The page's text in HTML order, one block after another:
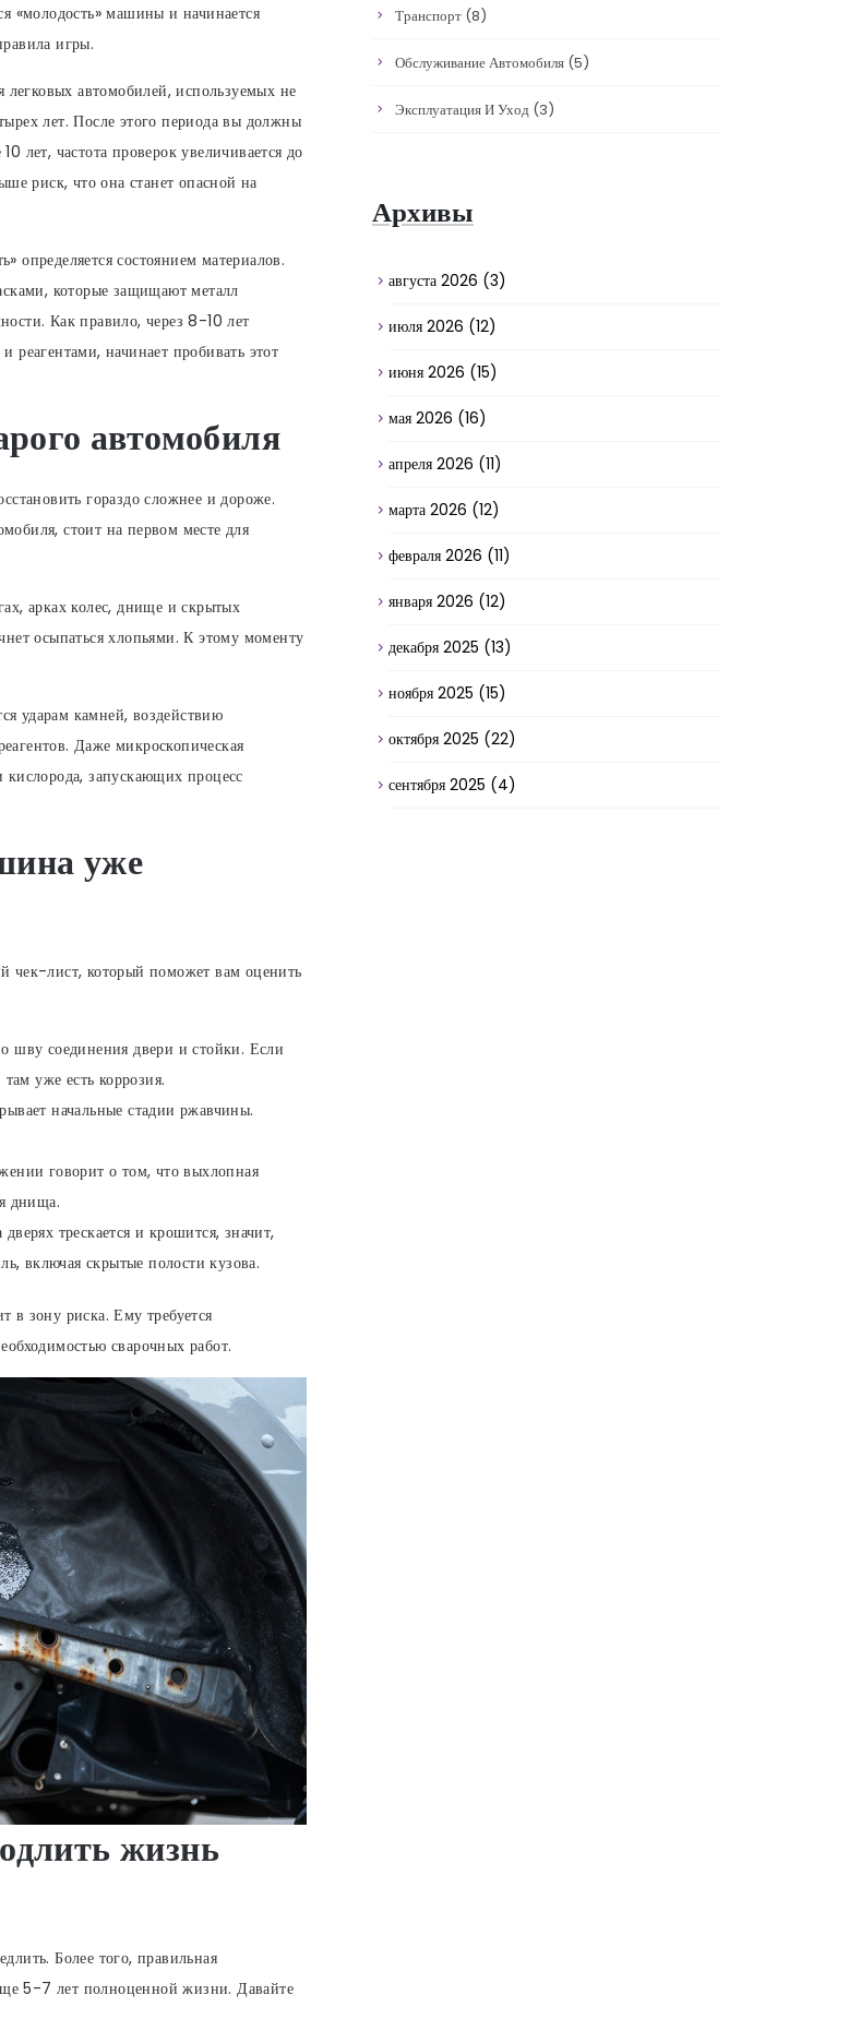
«молодость» машины и начинается
игры.
автомобилей, используемых не
лет. После этого периода вы должны
лет, частота проверок увеличивается до
риск, что она станет опасной на
определяется состоянием материалов.
которые защищают металл
Как правило, через 8-10 лет
реагентами, начинает пробивать этот
автомобиля
гораздо сложнее и дороже.
стоит на первом месте для
арках колес, днище и скрытых
осыпаться хлопьями. К этому моменту
ударам камней, воздействию
Даже микроскопическая
кислорода, запускающих процесс
уже
чек-лист, который поможет вам оценить
шву соединения двери и стойки. Если
уже есть коррозия.
начальные стадии ржавчины.
говорит о том, что выхлопная
днища.
трескается и крошится, значит,
включая скрытые полости кузова.
в зону риска. Ему требуется
сварочных работ.
жизнь
Более того, правильная
5-7 лет полноценной жизни. Давайте
Транспорт (8)
Обслуживание Автомобиля (5)
Эксплуатация И Уход (3)
Архивы
августа 2026 (3)
июля 2026 (12)
июня 2026 (15)
мая 2026 (16)
апреля 2026 (11)
марта 2026 (12)
февраля 2026 (11)
января 2026 (12)
декабря 2025 (13)
ноября 2025 (15)
октября 2025 (22)
сентября 2025 (4)